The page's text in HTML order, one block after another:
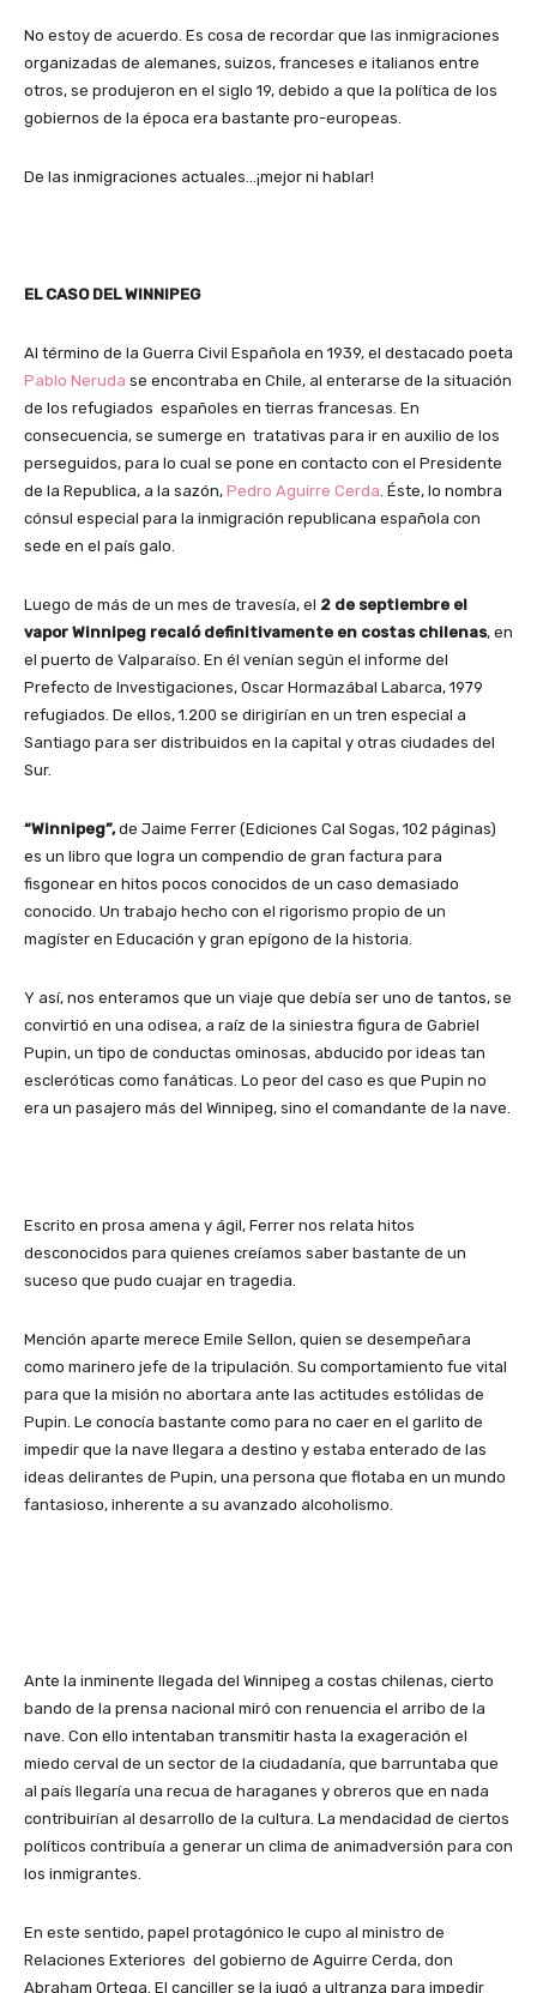
No estoy de acuerdo. Es cosa de recordar que las inmigraciones
organizadas de alemanes, suizos, franceses e italianos entre
otros, se produjeron en el siglo 19, debido a que la política de los
gobiernos de la época era bastante pro-europeas.
De las inmigraciones actuales…¡mejor ni hablar!
EL CASO DEL WINNIPEG
Al término de la Guerra Civil Española en 1939, el destacado poeta
Pablo Neruda se encontraba en Chile, al enterarse de la situación
de los refugiados españoles en tierras francesas. En
consecuencia, se sumerge en tratativas para ir en auxilio de los
perseguidos, para lo cual se pone en contacto con el Presidente
de la Republica, a la sazón, Pedro Aguirre Cerda . Éste, lo nombra
cónsul especial para la inmigración republicana española con
sede en el país galo.
Luego de más de un mes de travesía, el 2 de septiembre el
vapor Winnipeg recaló definitivamente en costas chilenas, en
el puerto de Valparaíso. En él venían según el informe del
Prefecto de Investigaciones, Oscar Hormazábal Labarca, 1979
refugiados. De ellos, 1.200 se dirigirían en un tren especial a
Santiago para ser distribuidos en la capital y otras ciudades del
Sur.
“Winnipeg”,de Jaime Ferrer (Ediciones Cal Sogas, 102 páginas)
es un libro que logra un compendio de gran factura para
fisgonear en hitos pocos conocidos de un caso demasiado
conocido. Un trabajo hecho con el rigorismo propio de un
magíster en Educación y gran epígono de la historia.
Y así, nos enteramos que un viaje que debía ser uno de tantos, se
convirtió en una odisea, a raíz de la siniestra figura de Gabriel
Pupin, un tipo de conductas ominosas, abducido por ideas tan
escleróticas como fanáticas. Lo peor del caso es que Pupin no
era un pasajero más del Winnipeg, sino el comandante de la nave.
Escrito en prosa amena y ágil, Ferrer nos relata hitos
desconocidos para quienes creíamos saber bastante de un
suceso que pudo cuajar en tragedia.
Mención aparte merece Emile Sellon, quien se desempeñara
como marinero jefe de la tripulación. Su comportamiento fue vital
para que la misión no abortara ante las actitudes estólidas de
Pupin. Le conocía bastante como para no caer en el garlito de
impedir que la nave llegara a destino y estaba enterado de las
ideas delirantes de Pupin, una persona que flotaba en un mundo
fantasioso, inherente a su avanzado alcoholismo.
Ante la inminente llegada del Winnipeg a costas chilenas, cierto
bando de la prensa nacional miró con renuencia el arribo de la
nave. Con ello intentaban transmitir hasta la exageración el
miedo cerval de un sector de la ciudadanía, que barruntaba que
al país llegaría una recua de haraganes y obreros que en nada
contribuirían al desarrollo de la cultura. La mendacidad de ciertos
políticos contribuía a generar un clima de animadversión para con
los inmigrantes.
En este sentido, papel protagónico le cupo al ministro de
Relaciones Exteriores del gobierno de Aguirre Cerda, don
Abraham Ortega. El canciller se la jugó a ultranza para impedir